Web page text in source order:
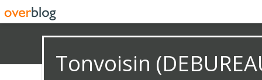
Tonvoisin